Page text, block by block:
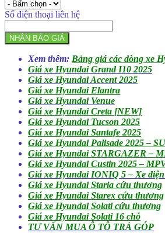
Số điện thoại liên hệ
NHẬN BÁO GIÁ
Xem thêm: Bảng giá các dòng xe
Giá xe Hyundai Grand I10 2025
Giá xe Hyundai Accent 2025
Giá xe Hyundai Elantra
Giá xe Hyundai Venue
Giá xe Hyundai Creta [NEW]
Giá xe Hyundai Tucson 2025
Giá xe Hyundai Santafe 2025
Giá xe Hyundai Palisade 2025 –
Giá xe Hyundai STARGAZER –
Giá xe Hyundai Custin 2025 –
Giá xe Hyundai IONIQ 5 – Xe
Giá xe Hyundai Staria cứu thương
Giá xe Hyundai Starex cứu thương
Giá xe Hyundai Solati cứu thương
Giá xe Hyundai Solati 16 chỗ
TƯ VẤN MUA Ô TÔ TRẢ GÓP